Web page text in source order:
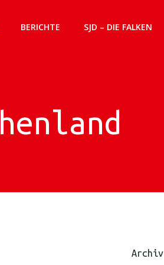
BERICHTE SJD – DIE FALKEN
Archiv